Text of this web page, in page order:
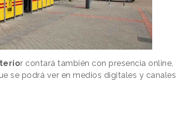
r contará también con presencia online,
se podrá ver en medios digitales y canales